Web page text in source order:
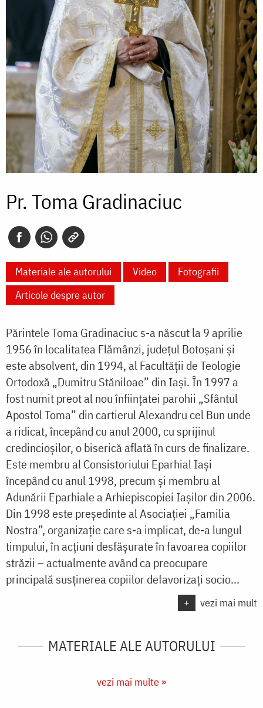
Pr. Toma Gradinaciuc
Materiale ale autorului Video
Fotografii
Articole despre autor
Părintele Toma Gradinaciuc s-a născut la 9 aprilie
1956 în localitatea Flămânzi, județul Botoșani și
este absolvent, din 1994, al Facultății de Teologie
Ortodoxă „Dumitru Stăniloae” din Iași. În 1997 a
fost numit preot al nou înființatei parohii „Sfântul
Apostol Toma” din cartierul Alexandru cel Bun unde
a ridicat, începând cu anul 2000, cu sprijinul
credincioșilor, o biserică aflată în curs de finalizare.
Este membru al Consistoriului Eparhial Iași
începând cu anul 1998, precum și membru al
Adunării Eparhiale a Arhiepiscopiei Iașilor din 2006.
Din 1998 este președinte al Asociației „Familia
Nostra”, organizație care s-a implicat, de-a lungul
timpului, în acțiuni desfășurate în favoarea copiilor
străzii – actualmente având ca preocupare
principală susținerea copiilor defavorizați socio...
+ vezi mai mult
MATERIALE ALE AUTORULUI
vezi mai multe »